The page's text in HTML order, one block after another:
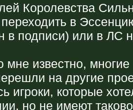
Королевства
в
в подписи) или в ЛС
мне известно,
на другие
игроки, которые
но не имеют